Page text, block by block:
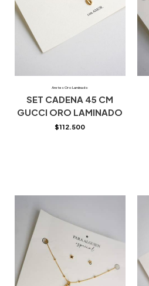
Aretes Oro Laminado
SET CADENA 45 CM
GUCCI ORO LAMINADO
$112.500